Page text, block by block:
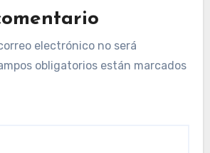
electrónico no será
obligatorios están marcados